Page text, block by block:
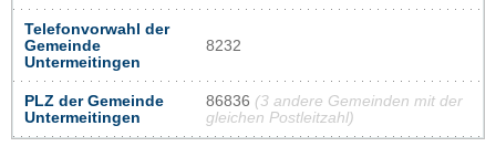
Telefonvorwahl der
Gemeinde
Untermeitingen
8232
PLZ der Gemeinde
Untermeitingen
86836 (3 andere Gemeinden mit der
gleichen Postleitzahl)